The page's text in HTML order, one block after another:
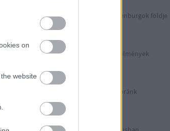
on
website
Irány észak, a Guldenburgok földje
Észak-Németország
Halálos munkakörülmények
Berlinben ütött az óránk